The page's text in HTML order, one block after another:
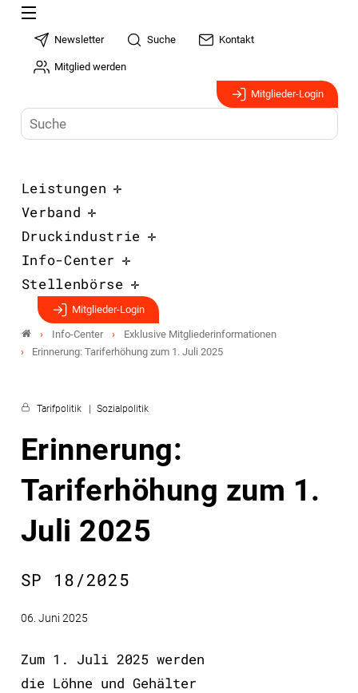
Newsletter Suche Kontakt
Mitglied werden
Mitglieder-Login
Leistungen
Verband
Druckindustrie
Info-Center
Stellenbörse
Mitglieder-Login
Info-Center
Exklusive Mitgliederinformationen
Erinnerung: Tariferhöhung zum 1. Juli 2025
Tarifpolitik Sozialpolitik
Erinnerung:
Tariferhöhung zum 1.
Juli 2025
SP 18/2025
06. Juni 2025
Zum 1. Juli 2025 werden
die Löhne und Gehälter